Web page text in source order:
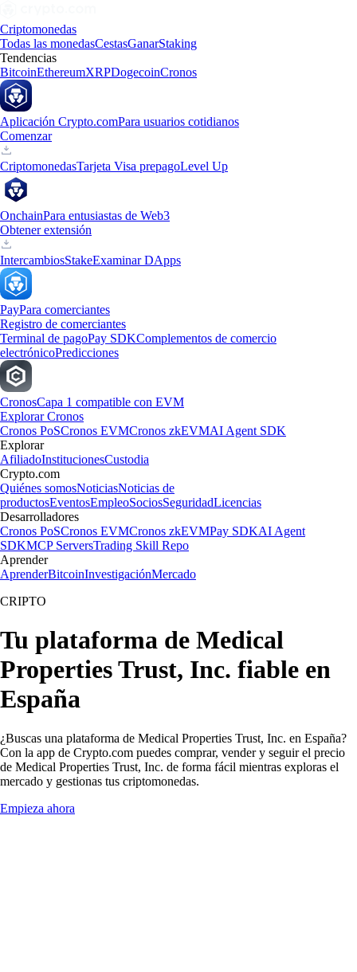
Criptomonedas
Todas las monedasCestasGanarStaking
Tendencias
BitcoinEthereumXRPDogecoinCronos
Aplicación Crypto.comPara usuarios cotidianos
Comenzar
CriptomonedasTarjeta Visa prepagoLevel Up
OnchainPara entusiastas de Web3
Obtener extensión
IntercambiosStakeExaminar DApps
PayPara comerciantes
Registro de comerciantes
Terminal de pagoPay SDKComplementos de comercio
electrónicoPredicciones
CronosCapa 1 compatible con EVM
Explorar Cronos
Cronos PoSCronos EVMCronos zkEVMAI Agent SDK
Explorar
AfiliadoInstitucionesCustodia
Crypto.com
Quiénes somosNoticiasNoticias de
productosEventosEmpleoSociosSeguridadLicencias
Desarrolladores
Cronos PoSCronos EVMCronos zkEVMPay SDKAI Agent
SDKMCP ServersTrading Skill Repo
Aprender
AprenderBitcoinInvestigaciónMercado
CRIPTO
Tu plataforma de Medical
Properties Trust, Inc. fiable en
España
¿Buscas una plataforma de Medical Properties Trust, Inc. en España?
Con la app de Crypto.com puedes comprar, vender y seguir el precio
de Medical Properties Trust, Inc. de forma fácil mientras exploras el
mercado y gestionas tus criptomonedas.
Empieza ahora